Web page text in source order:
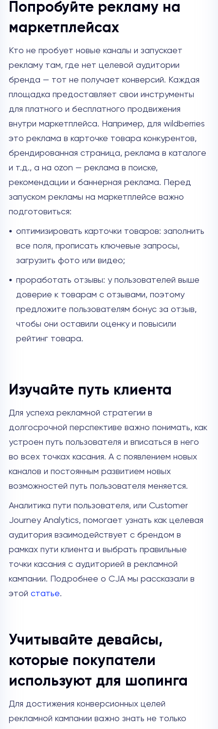
Попробуйте рекламу на
маркетплейсах
Кто не пробует новые каналы и запускает
рекламу там, где нет целевой аудитории
бренда — тот не получает конверсий. Каждая
площадка предоставляет свои инструменты
для платного и бесплатного продвижения
внутри маркетплейса. Например, для wildberries
это реклама в карточке товара конкурентов,
брендированная страница, реклама в каталоге
и т.д., а на ozon — реклама в поиске,
рекомендации и баннерная реклама. Перед
запуском рекламы на маркетплейсе важно
подготовиться:
оптимизировать карточки товаров: заполнить
все поля, прописать ключевые запросы,
загрузить фото или видео;
проработать отзывы: у пользователей выше
доверие к товарам с отзывами, поэтому
предложите пользователям бонус за отзыв,
чтобы они оставили оценку и повысили
рейтинг товара.
Изучайте путь клиента
Для успеха рекламной стратегии в
долгосрочной перспективе важно понимать, как
устроен путь пользователя и вписаться в него
во всех точках касания. А с появлением новых
каналов и постоянным развитием новых
возможностей путь пользователя меняется.
Аналитика пути пользователя, или Customer
Journey Analytics, помогает узнать как целевая
аудитория взаимодействует с брендом в
рамках пути клиента и выбрать правильные
точки касания с аудиторией в рекламной
кампании. Подробнее о CJA мы рассказали в
этой статье.
Учитывайте девайсы,
которые покупатели
используют для шопинга
Для достижения конверсионных целей
рекламной кампании важно знать не только